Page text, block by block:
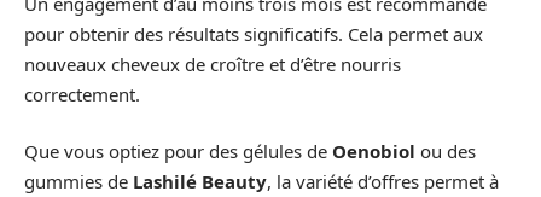
pour obtenir des résultats significatifs. Cela permet aux
nouveaux cheveux de croître et d’être nourris
correctement.
Que vous optiez pour des gélules de Oenobiol ou des
gummies de Lashilé Beauty, la variété d’offres permet à